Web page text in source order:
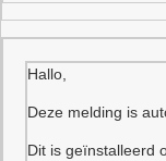
Hallo,
Deze melding is
Dit is geïnstalleerd